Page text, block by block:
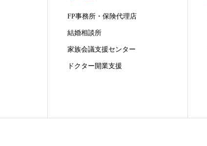
FP事務所・保険代理店
結婚相談所
家族会議支援センター
ドクター開業支援